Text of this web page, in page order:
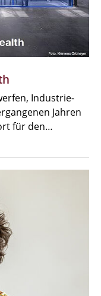
Industrie-
Jahren
für den…